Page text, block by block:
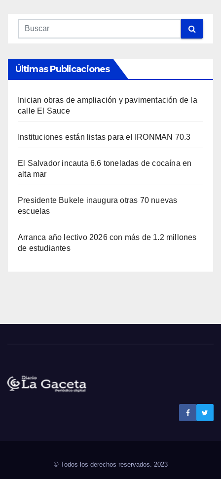
Últimas Publicaciones
Inician obras de ampliación y pavimentación de la
calle El Sauce
Instituciones están listas para el IRONMAN 70.3
El Salvador incauta 6.6 toneladas de cocaína en
alta mar
Presidente Bukele inaugura otras 70 nuevas
escuelas
Arranca año lectivo 2026 con más de 1.2 millones
de estudiantes
© Todos los derechos reservados. 2023